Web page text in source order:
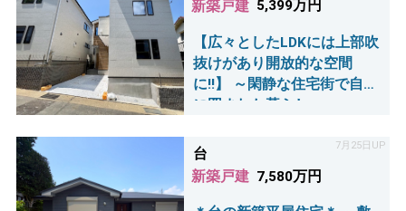
新築戸建 5,399万円
【広々としたLDKには上部吹
抜けがあり開放的な空間
に!!】 ～閑静な住宅街で自然
に囲まれた暮らし～
7月25日UP
台
新築戸建 7,580万円